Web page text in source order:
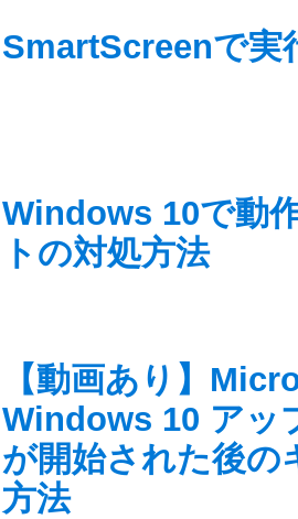
SmartScreenで実
Windows 10で動
トの対処方法
【動画あり】
Windows 10 アッ
が開始された後の
方法